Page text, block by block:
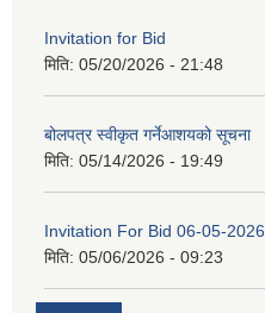
Invitation for Bid
मिति: 05/20/2026 - 21:48
बोलपत्र स्वीकृत गर्नेआशयको सूचना
मिति: 05/14/2026 - 19:49
Invitation For Bid 06-05-2026
मिति: 05/06/2026 - 09:23